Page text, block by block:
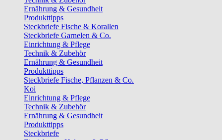
Ernährung & Gesundheit
Produkttipps
Steckbriefe Fische & Korallen
Steckbriefe Garnelen & Co.
Einrichtung & Pflege
Technik & Zubehör
Ernährung & Gesundheit
Produkttipps
Steckbriefe Fische, Pflanzen & Co.
Koi
Einrichtung & Pflege
Technik & Zubehör
Ernährung & Gesundheit
Produkttipps
Steckbriefe